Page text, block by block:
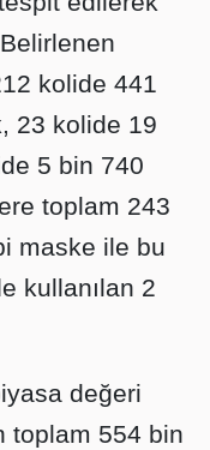
kolide 441
23 kolide 19
5 bin 740
toplam 243
maske ile bu
kullanılan 2
değeri
toplam 554 bin